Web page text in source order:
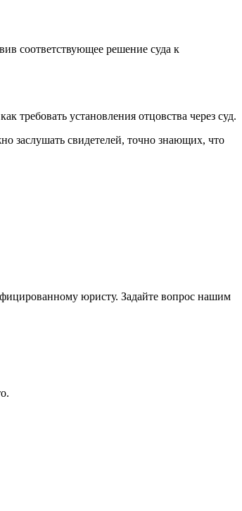
соответствующее решение суда к
требовать установления отцовства через суд.
заслушать свидетелей, точно знающих, что
юристу. Задайте вопрос нашим